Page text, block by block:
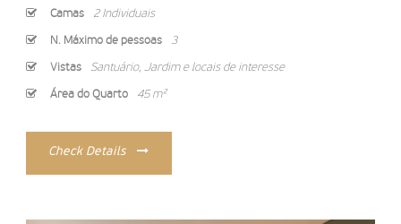
Camas 2 Individuais
N. Máximo de pessoas 3
Vistas Santuário, Jardim e locais de interesse
Área do Quarto 45 m²
Check Details